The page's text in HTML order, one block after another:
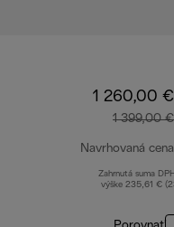
1 260,00 €
1 399,00 €
Navrhovaná cena
Zahrnutá suma
výške 235,61 €